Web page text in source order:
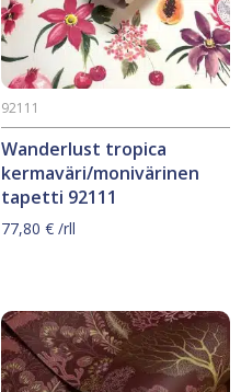
Wanderlust tropica
kermaväri/monivärinen
tapetti 92111
92111
77,80 € /rll